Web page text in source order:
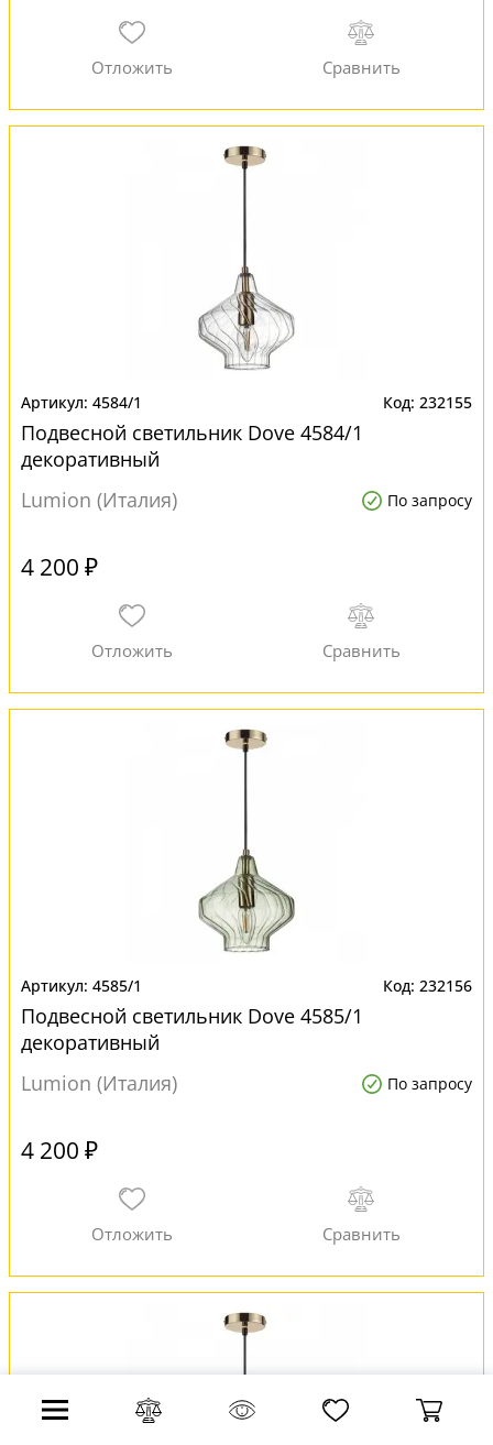
4584/1 232155
Подвесной светильник Dove 4584/1
декоративный
Lumion (Италия)
По запросу
4 200 ₽
4585/1 232156
Подвесной светильник Dove 4585/1
декоративный
Lumion (Италия)
По запросу
4 200 ₽